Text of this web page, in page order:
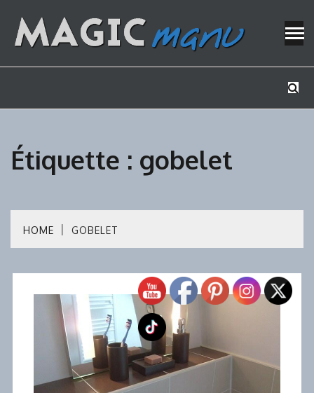
content
Étiquette : gobelet
HOME GOBELET